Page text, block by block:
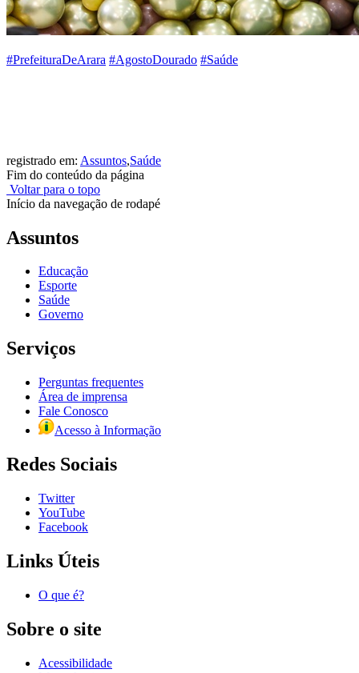
#PrefeituraDeArara #AgostoDourado #Saúde
registrado em: Assuntos,Saúde
Fim do conteúdo da página
Voltar para o topo
Início da navegação de rodapé
Assuntos
Educação
Esporte
Saúde
Governo
Serviços
Perguntas frequentes
Área de imprensa
Fale Conosco
Acesso à Informação
Redes Sociais
Twitter
YouTube
Facebook
Links Úteis
O que é?
Sobre o site
Acessibilidade